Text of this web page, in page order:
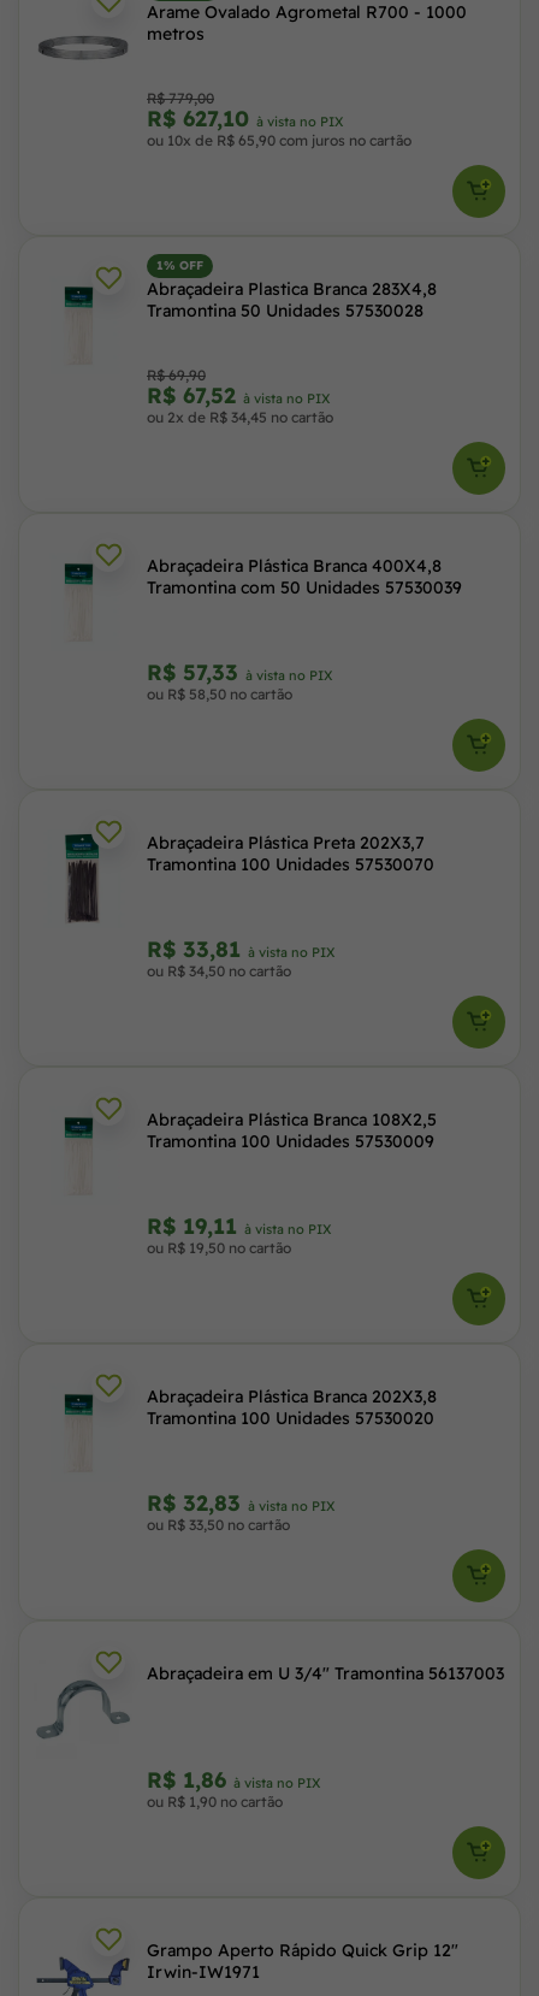
Arame Ovalado Agrometal R700 - 1000
metros
R$ 779,00
R$ 627,10 à vista no PIX
ou 10x de R$ 65,90 com juros no cartão
1% OFF
Abraçadeira Plastica Branca 283X4,8
Tramontina 50 Unidades 57530028
R$ 69,90
R$ 67,52 à vista no PIX
ou 2x de R$ 34,45 no cartão
Abraçadeira Plástica Branca 400X4,8
Tramontina com 50 Unidades 57530039
R$ 57,33 à vista no PIX
ou R$ 58,50 no cartão
Abraçadeira Plástica Preta 202X3,7
Tramontina 100 Unidades 57530070
R$ 33,81 à vista no PIX
ou R$ 34,50 no cartão
Abraçadeira Plástica Branca 108X2,5
Tramontina 100 Unidades 57530009
R$ 19,11 à vista no PIX
ou R$ 19,50 no cartão
Abraçadeira Plástica Branca 202X3,8
Tramontina 100 Unidades 57530020
R$ 32,83 à vista no PIX
ou R$ 33,50 no cartão
Abraçadeira em U 3/4" Tramontina 56137003
R$ 1,86 à vista no PIX
ou R$ 1,90 no cartão
Grampo Aperto Rápido Quick Grip 12"
Irwin-IW1971